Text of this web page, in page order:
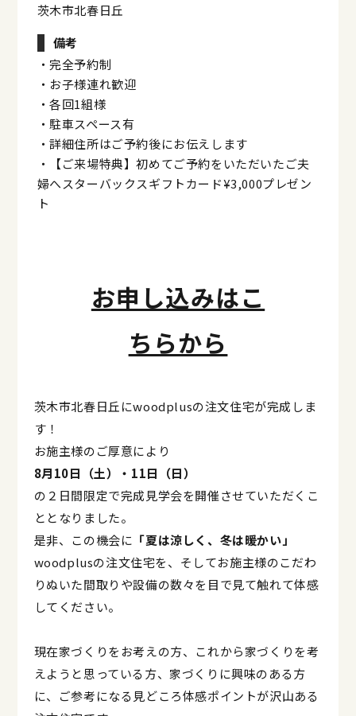
茨木市北春日丘
備考
・完全予約制
・お子様連れ歓迎
・各回1組様
・駐車スペース有
・詳細住所はご予約後にお伝えします
・【ご来場特典】初めてご予約をいただいたご夫
婦へスターバックスギフトカード¥3,000プレゼン
ト
お申し込みはこ
ちらから
茨木市北春日丘にwoodplusの注文住宅が完成しま
す！
お施主様のご厚意により
8月10日（土）・11日（日）
の２日間限定で完成見学会を開催させていただくこ
ととなりました。
是非、この機会に 「夏は涼しく、冬は暖かい」
woodplusの注文住宅を、そしてお施主様のこだわ
りぬいた間取りや設備の数々を目で見て触れて体感
してください。
現在家づくりをお考えの方、これから家づくりを考
えようと思っている方、家づくりに興味のある方
に、ご参考になる見どころ体感ポイントが沢山ある